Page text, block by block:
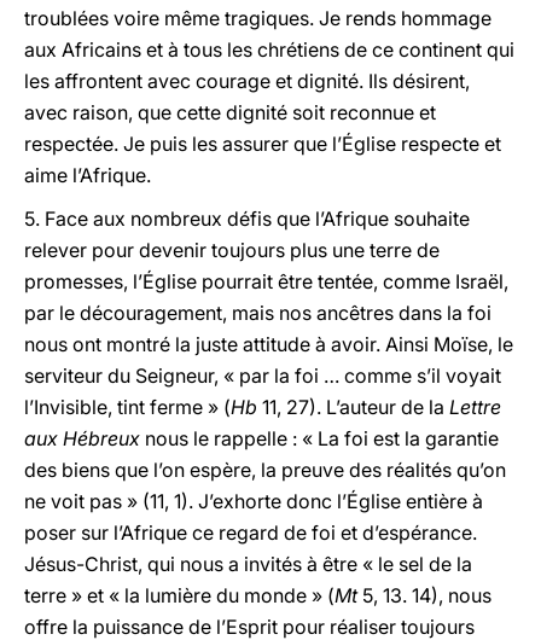
troublées voire même tragiques. Je rends hommage
aux Africains et à tous les chrétiens de ce continent qui
les affrontent avec courage et dignité. Ils désirent,
avec raison, que cette dignité soit reconnue et
respectée. Je puis les assurer que l’Église respecte et
aime l’Afrique.
5. Face aux nombreux défis que l’Afrique souhaite
relever pour devenir toujours plus une terre de
promesses, l’Église pourrait être tentée, comme Israël,
par le découragement, mais nos ancêtres dans la foi
nous ont montré la juste attitude à avoir. Ainsi Moïse, le
serviteur du Seigneur, « par la foi … comme s’il voyait
l’Invisible, tint ferme » (Hb 11, 27). L’auteur de la Lettre
aux Hébreux nous le rappelle : « La foi est la garantie
des biens que l’on espère, la preuve des réalités qu’on
ne voit pas » (11, 1). J’exhorte donc l’Église entière à
poser sur l’Afrique ce regard de foi et d’espérance.
Jésus-Christ, qui nous a invités à être « le sel de la
terre » et « la lumière du monde » (Mt5, 13. 14), nous
offre la puissance de l’Esprit pour réaliser toujours